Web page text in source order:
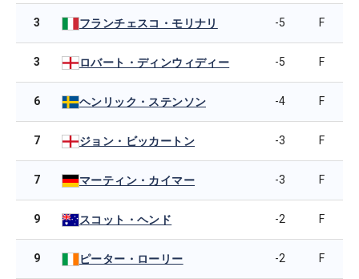
3 フランチェスコ・モリナリ -5 F
3 ロバート・ディンウィディー -5 F
6 ヘンリック・ステンソン -4 F
7 ジョン・ビッカートン -3 F
7 マーティン・カイマー -3 F
9 スコット・ヘンド -2 F
9 ピーター・ローリー -2 F